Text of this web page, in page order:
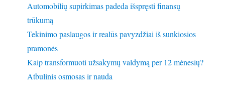
Automobilių supirkimas padeda išspręsti finansų
trūkumą
Tekinimo paslaugos ir realūs pavyzdžiai iš sunkiosios
pramonės
Kaip transformuoti užsakymų valdymą per 12 mėnesių?
Atbulinis osmosas ir nauda